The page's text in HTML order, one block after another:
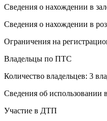
Сведения о нахождении в
Сведения о нахождении в
Ограничения на
Владельцы по ПТС
Количество владельцев: 3
Сведения об использовании
Участие в ДТП